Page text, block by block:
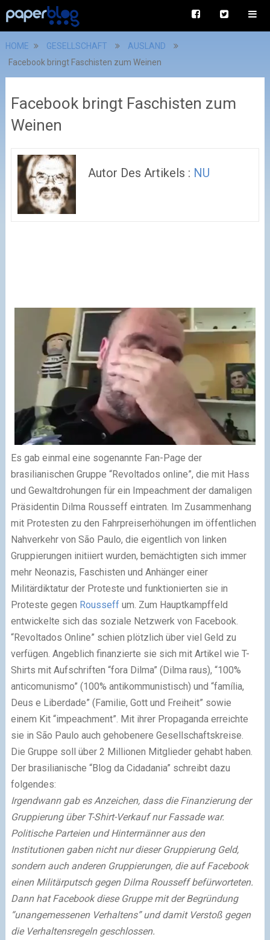
HOME GESELLSCHAFT
AUSLAND
Facebook bringt Faschisten zum Weinen
Facebook bringt Faschisten zum
Weinen
Autor Des Artikels : NU
Es gab einmal eine sogenannte Fan-Page der
brasilianischen Gruppe “Revoltados online”, die mit Hass
und Gewaltdrohungen für ein Impeachment der damaligen
Präsidentin Dilma Rousseff eintraten. Im Zusammenhang
mit Protesten zu den Fahrpreiserhöhungen im öffentlichen
Nahverkehr von São Paulo, die eigentlich von linken
Gruppierungen initiiert wurden, bemächtigten sich immer
mehr Neonazis, Faschisten und Anhänger einer
Militärdiktatur der Proteste und funktionierten sie in
Proteste gegen Rousseff um. Zum Hauptkampffeld
entwickelte sich das soziale Netzwerk von Facebook.
“Revoltados Online” schien plötzlich über viel Geld zu
verfügen. Angeblich finanzierte sie sich mit Artikel wie T-
Shirts mit Aufschriften “fora Dilma” (Dilma raus), “100%
anticomunismo” (100% antikommunistisch) und “família,
Deus e Liberdade” (Familie, Gott und Freiheit” sowie
einem Kit “impeachment”. Mit ihrer Propaganda erreichte
sie in São Paulo auch gehobenere Gesellschaftskreise.
Die Gruppe soll über 2 Millionen Mitglieder gehabt haben.
Der brasilianische “Blog da Cidadania” schreibt dazu
folgendes:
Irgendwann gab es Anzeichen, dass die Finanzierung der
Gruppierung über T-Shirt-Verkauf nur Fassade war.
Politische Parteien und Hintermänner aus den
Institutionen gaben nicht nur dieser Gruppierung Geld,
sondern auch anderen Gruppierungen, die auf Facebook
einen Militärputsch gegen Dilma Rousseff befürworteten.
Dann hat Facebook diese Gruppe mit der Begründung
“unangemessenen Verhaltens” und damit Verstoß gegen
die Verhaltensregeln geschlossen.